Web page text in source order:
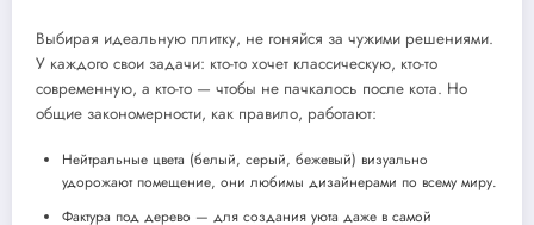
Выбирая идеальную плитку, не гоняйся за чужими решениями.
У каждого свои задачи: кто-то хочет классическую, кто-то
современную, а кто-то — чтобы не пачкалось после кота. Но
общие закономерности, как правило, работают:
Нейтральные цвета (белый, серый, бежевый) визуально
удорожают помещение, они любимы дизайнерами по всему миру.
Фактура под дерево — для создания уюта даже в самой